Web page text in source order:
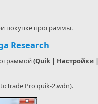
покупке программы.
Research
(Quik | Настройки |
Pro quik-2.wdn).